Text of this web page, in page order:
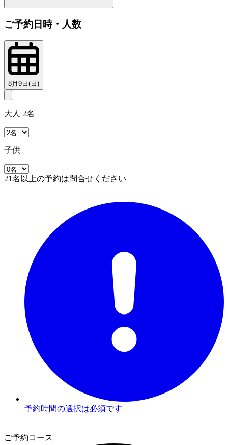
ご予約日時・人数
8月9日(日)
大人 2名
子供
21名以上の予約は問合せください
予約時間の選択は必須です
ご予約コース